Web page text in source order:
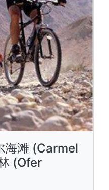
海滩 (Carmel
(Ofer